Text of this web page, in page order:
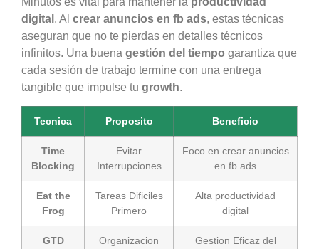
digital . Al crear anuncios en fb ads, estas técnicas
aseguran que no te pierdas en detalles técnicos
infinitos. Una buena gestión del tiempo garantiza que
cada sesión de trabajo termine con una entrega
tangible que impulse tu growth.
Tecnica Proposito Beneficio
Time
Blocking
Evitar
Interrupciones
Foco en crear anuncios
en fb ads
Eat the
Frog
Tareas Dificiles
Primero
Alta productividad
digital
GTD
Organizacion
Gestion Eficaz del